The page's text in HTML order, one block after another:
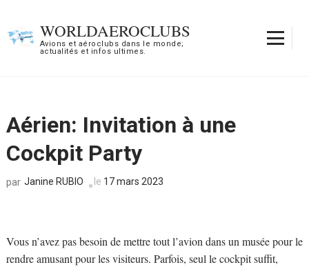
contenu
WORLDAEROCLUBS
Avions et aéroclubs dans le monde;
actualités et infos ultimes.
Aérien: Invitation à une
Cockpit Party
par Janine RUBIO le 17 mars 2023
Vous n’avez pas besoin de mettre tout l’avion dans un musée pour le
rendre amusant pour les visiteurs. Parfois, seul le cockpit suffit,